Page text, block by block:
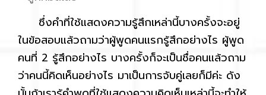
ซึ่งคำที่ใช้แสดงความรู้สึกเหล่านี้บางครั้งจะอยู่
ในข้อสอบแล้วถามว่าผู้พูดคนแรกรู้สึกอย่างไร ผู้พูด
คนที่ 2 รู้สึกอย่างไร บางครั้งก็จะเป็นชื่อคนแล้วถาม
ว่าคนนี้คิดเห็นอย่างไร มาเป็นการจับคู่เลยก็มีค่ะ ดัง